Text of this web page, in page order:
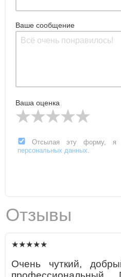
Ваше сообщение
Ваша оценка
Отсылая эту форму, я
персональных данных
Отзывы
★★★★★
Очень чуткий,